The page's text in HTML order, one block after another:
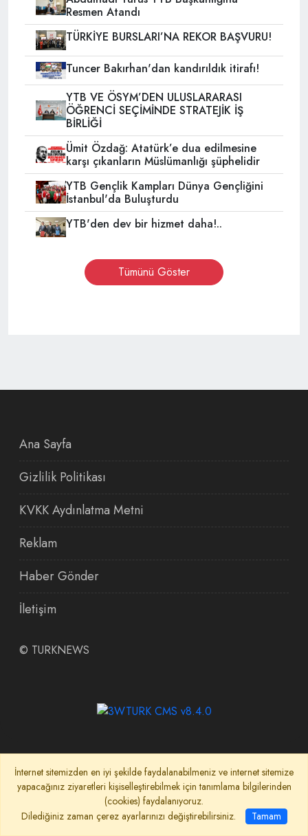
Resmen Atandı
TÜRKİYE BURSLARI’NA REKOR BAŞVURU!
Tuncer Bakırhan'dan kandırıldık itirafı!
YTB VE ÖSYM’DEN ULUSLARARASI
ÖĞRENCİ SEÇİMİNDE STRATEJİK İŞ
BİRLİĞİ
Ümit Özdağ: Atatürk’e dua edilmesine
karşı çıkanların Müslümanlığı şüphelidir
YTB Gençlik Kampları Dünya Gençliğini
İstanbul'da Buluşturdu
YTB'den dev bir hizmet daha!..
Tümünü Göster
Ana Sayfa
Gizlilik Politikası
KVKK Aydınlatma Metni
Reklam
Haber Gönder
İletişim
© TURKNEWS
İnternet sitemizden en iyi şekilde faydalanabilmeniz ve internet sitemize
yapacağınız ziyaretleri kişiselleştirebilmek için tanımlama bilgilerinden
(cookies) faydalanıyoruz.
Dilediğiniz zaman çerez ayarlarınızı değiştirebilirsiniz.
Tamam